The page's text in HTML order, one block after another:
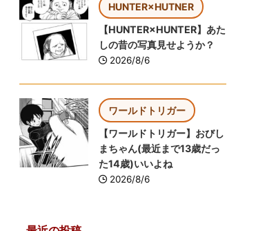
HUNTER×HUTNER
【HUNTER×HUNTER】あた
しの昔の写真見せようか？
2026/8/6
ワールドトリガー
【ワールドトリガー】おびし
まちゃん(最近まで13歳だっ
た14歳)いいよね
2026/8/6